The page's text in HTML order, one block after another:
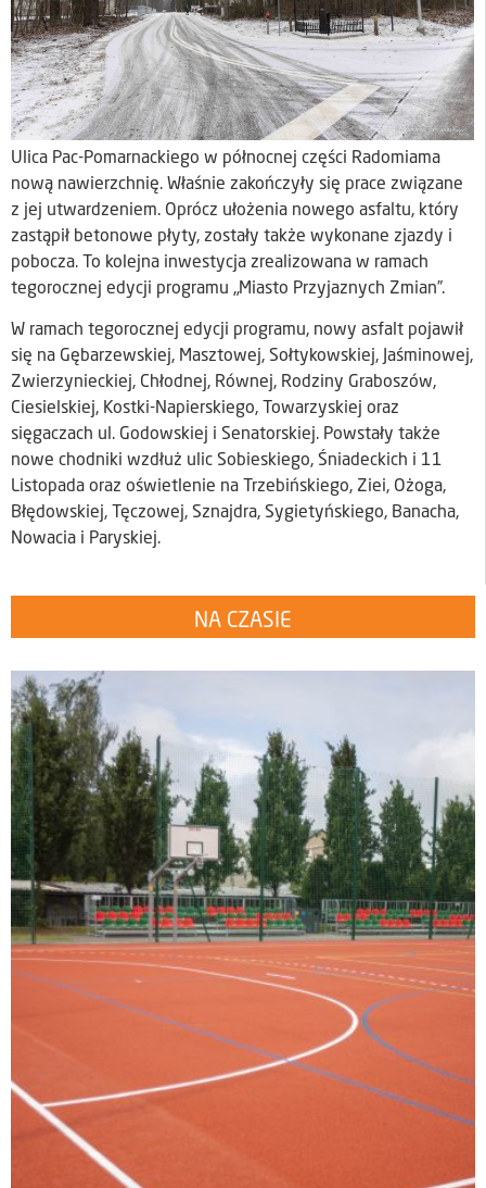
Ulica Pac-Pomarnackiego w północnej części Radomiama
nową nawierzchnię. Właśnie zakończyły się prace związane
z jej utwardzeniem. Oprócz ułożenia nowego asfaltu, który
zastąpił betonowe płyty, zostały także wykonane zjazdy i
pobocza. To kolejna inwestycja zrealizowana w ramach
tegorocznej edycji programu „Miasto Przyjaznych Zmian”.
W ramach tegorocznej edycji programu, nowy asfalt pojawił
się na Gębarzewskiej, Masztowej, Sołtykowskiej, Jaśminowej,
Zwierzynieckiej, Chłodnej, Równej, Rodziny Graboszów,
Ciesielskiej, Kostki-Napierskiego, Towarzyskiej oraz
sięgaczach ul. Godowskiej i Senatorskiej. Powstały także
nowe chodniki wzdłuż ulic Sobieskiego, Śniadeckich i 11
Listopada oraz oświetlenie na Trzebińskiego, Ziei, Ożoga,
Błędowskiej, Tęczowej, Sznajdra, Sygietyńskiego, Banacha,
Nowacia i Paryskiej.
NA CZASIE